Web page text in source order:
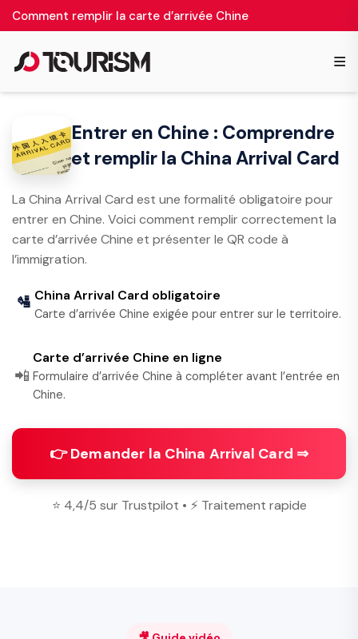
Comment remplir la carte d’arrivée Chine
≡
Entrer en Chine : Comprendre
et remplir la China Arrival Card
La China Arrival Card est une formalité obligatoire pour
entrer en Chine. Voici comment remplir correctement la
carte d’arrivée Chine et présenter le QR code à
l’immigration.
🛂 China Arrival Card obligatoire
Carte d’arrivée Chine exigée pour entrer sur le territoire.
📲
Carte d’arrivée Chine en ligne
Formulaire d’arrivée Chine à compléter avant l’entrée en
Chine.
👉 Demander la China Arrival Card ⇒
⭐ 4,4/5 sur Trustpilot • ⚡ Traitement rapide